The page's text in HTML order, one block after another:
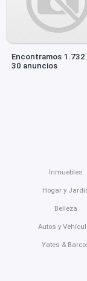
Encontramos
30 anuncios
Inmuebles
Hogar y
Belleza
Autos y
Yates &